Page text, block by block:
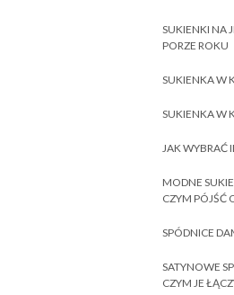
SUKIENKI NA
PORZE ROKU
SUKIENKA W
SUKIENKA W
JAK WYBRAĆ
MODNE
CZYM PÓJŚĆ
SPÓDNICE
SATYNOWE
CZYM JE